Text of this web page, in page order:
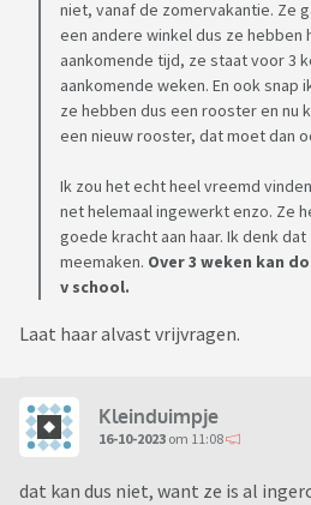
niet, vanaf de zomervakantie. Ze
een andere winkel dus ze hebben
aankomende tijd, ze staat voor 3
aankomende weken. En ook snap
ze hebben dus een rooster en nu
een nieuw rooster, dat moet dan
Ik zou het echt heel vreemd
net helemaal ingewerkt enzo. Ze
goede kracht aan haar. Ik denk
meemaken. Over 3 weken kan
v school.
Laat haar alvast vrijvragen.
Kleinduimpje
16-10-2023 om 11:08
dat kan dus niet, want ze is al